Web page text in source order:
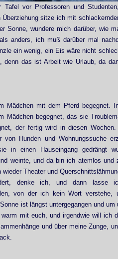
vor Professoren und
sitze ich mit
Sonne, wundere mich darüber, wie
anders, ich muß darüber mal
ein wenig, ein Eis wäre nicht
denn das ist Arbeit wie Urlaub, da
Mädchen mit dem Pferd begegnet.
Mädchen begegnet, das sie
der fertig wird in diesen
Hunden und Wohnungssuche
in einen Hauseingang gedrängt
weinte, und da bin ich atemlos und
Theater und
denke ich, und dann lasse
von der ich kein Wort verstehe,
ist längst untergegangen und um
mit euch, und irgendwie will ich
und über meine Zunge,